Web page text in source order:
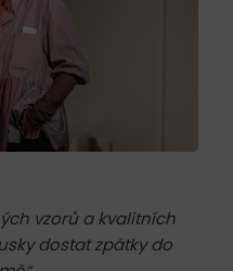
vzorů a kvalitních
dostat zpátky do